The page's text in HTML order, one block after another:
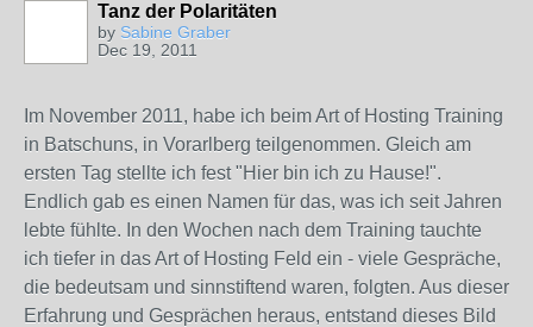
Tanz der Polaritäten
by Sabine Graber
Dec 19, 2011
Im November 2011, habe ich beim Art of Hosting Training
in Batschuns, in Vorarlberg teilgenommen. Gleich am
ersten Tag stellte ich fest "Hier bin ich zu Hause!".
Endlich gab es einen Namen für das, was ich seit Jahren
lebte fühlte. In den Wochen nach dem Training tauchte
ich tiefer in das Art of Hosting Feld ein - viele Gespräche,
die bedeutsam und sinnstiftend waren, folgten. Aus dieser
Erfahrung und Gesprächen heraus, entstand dieses Bild